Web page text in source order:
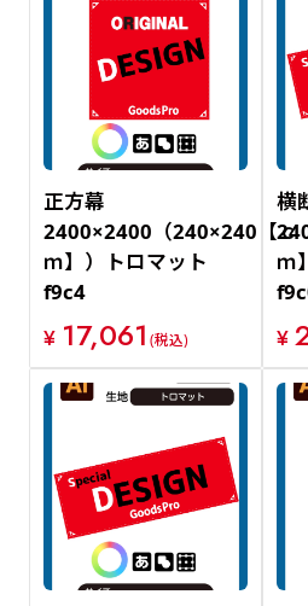
正方幕
2400×2400（240×240【ｃ
ｍ】）トロマット
f9c4
¥ 17,061 (税込)
横
ｍ
¥